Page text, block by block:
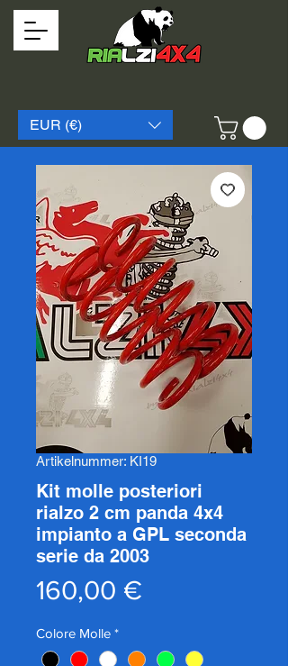
EUR (€)
Artikelnummer: KI19
Kit molle posteriori
rialzo 2 cm panda 4x4
impianto a GPL seconda
serie da 2003
160,00 €
Colore Molle *